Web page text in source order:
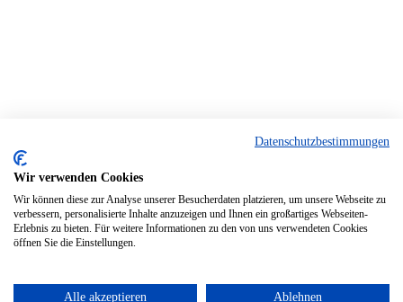
Datenschutzbestimmungen
Wir verwenden Cookies
Wir können diese zur Analyse unserer Besucherdaten platzieren, um unsere Webseite zu
verbessern, personalisierte Inhalte anzuzeigen und Ihnen ein großartiges Webseiten-
Erlebnis zu bieten. Für weitere Informationen zu den von uns verwendeten Cookies
öffnen Sie die Einstellungen.
Alle akzeptieren Ablehnen